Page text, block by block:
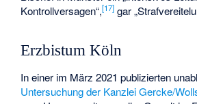
Kontrollversagen“,[17] gar
Erzbistum Köln
In einer im März 2021 publizierten
Untersuchung der Kanzlei Gercke/